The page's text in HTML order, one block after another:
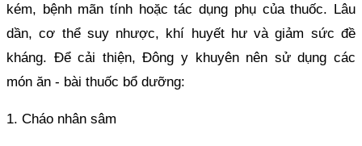
kém, bệnh mãn tính hoặc tác dụng phụ của thuốc. Lâu
dần, cơ thể suy nhược, khí huyết hư và giảm sức đề
kháng. Để cải thiện, Đông y khuyên nên sử dụng các
món ăn - bài thuốc bổ dưỡng:
1. Cháo nhân sâm